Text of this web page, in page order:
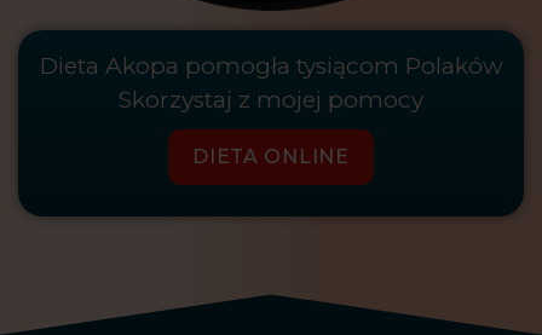
Dieta Akopa pomogła tysiącom Polaków
Skorzystaj z mojej pomocy
DIETA ONLINE